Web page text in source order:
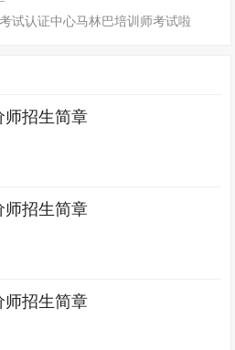
试认证中心马林巴培训师考试啦
师招生简章
师招生简章
师招生简章